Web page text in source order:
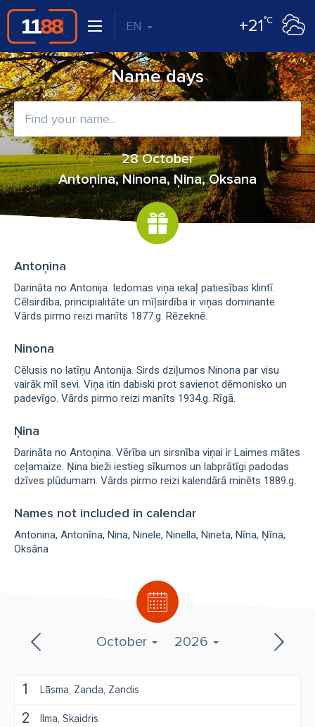
EN +21°C
Name days
28 October
Antoņina, Ninona, Ņina, Oksana
October 2026
1 Lāsma Zanda Zandis
2 Ilma Skaidris
Antoņina
Darināta no Antonija. Iedomas viņa iekaļ patiesības klintī.
Cēlsirdība, principialitāte un mīļsirdība ir viņas dominante.
Vārds pirmo reizi manīts 1877.g. Rēzeknē.
Ninona
Cēlusis no latīņu Antonija. Sirds dziļumos Ninona par visu
vairāk mīl sevi. Viņa itin dabiski prot savienot dēmonisko un
padevīgo. Vārds pirmo reizi manīts 1934.g. Rīgā.
Ņina
Darināta no Antoņina. Vērība un sirsnība viņai ir Laimes mātes
ceļamaize. Ņina bieži iestieg sīkumos un labprātīgi padodas
dzīves plūdumam. Vārds pirmo reizi kalendārā minēts 1889.g.
Names not included in calendar
Antonina Antonīna Nina Ninele Ninella Nineta Nīna Ņīna
Oksāna